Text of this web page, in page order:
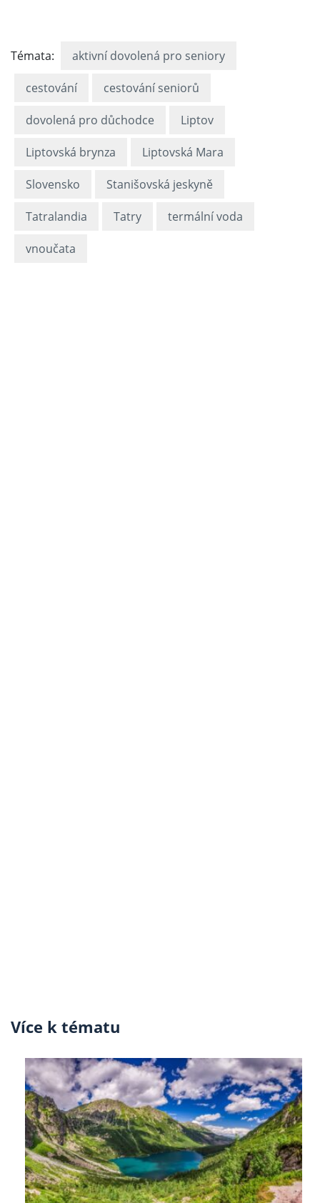
Témata: aktivní dovolená pro seniory
cestování cestování seniorů
dovolená pro důchodce Liptov
Liptovská brynza Liptovská Mara
Slovensko Stanišovská jeskyně
Tatralandia Tatry termální voda
vnoučata
Více k tématu